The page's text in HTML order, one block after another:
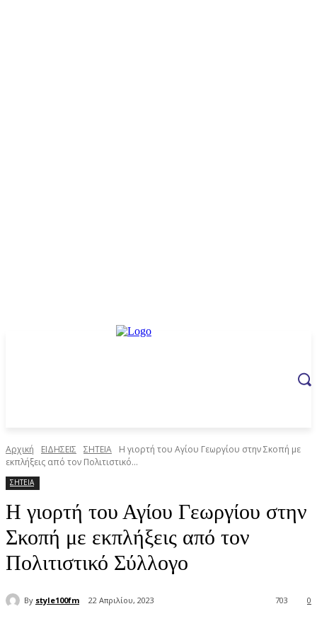
Αρχική ΕΙΔΗΣΕΙΣ ΣΗΤΕΙΑ
Η γιορτή του Αγίου Γεωργίου στην Σκοπή με
εκπλήξεις από τον Πολιτιστικό...
ΣΗΤΕΙΑ
Η γιορτή του Αγίου Γεωργίου στην
Σκοπή με εκπλήξεις από τον
Πολιτιστικό Σύλλογο
By style100fm 22 Απριλίου, 2023 0
703